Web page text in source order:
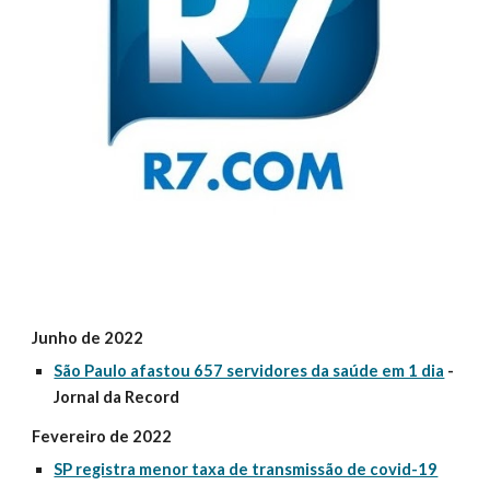
Junho de 2022
São Paulo afastou 657 servidores da saúde em 1 dia -
Jornal da Record
Fevereiro de 2022
SP registra menor taxa de transmissão de covid-19